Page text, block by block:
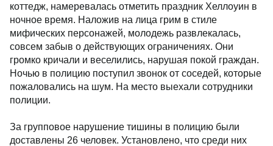
коттедж, намеревалась отметить праздник Хеллоуин в
ночное время. Наложив на лица грим в стиле
мифических персонажей, молодежь развлекалась,
совсем забыв о действующих ограничениях. Они
громко кричали и веселились, нарушая покой граждан.
Ночью в полицию поступил звонок от соседей, которые
пожаловались на шум. На место выехали сотрудники
полиции.
За групповое нарушение тишины в полицию были
доставлены 26 человек. Установлено, что среди них